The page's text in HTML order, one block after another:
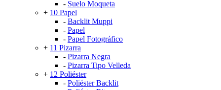
- Suelo Moqueta
+ 10 Papel
- Backlit Muppi
- Papel
- Papel Fotográfico
+ 11 Pizarra
- Pizarra Negra
- Pizarra Tipo Velleda
+ 12 Poliéster
- Poliéster Backlit